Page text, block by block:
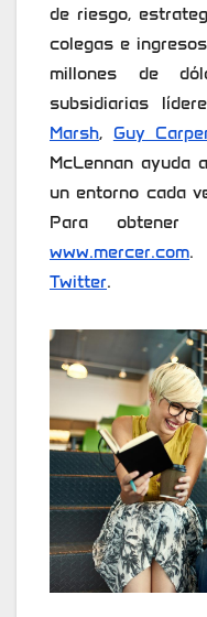
de riesgo,
colegas e
millones de
subsidiarias
Marsh, Guy
McLennan ayuda
un entorno cada
Para obtener
www.mercer.com.
Twitter.